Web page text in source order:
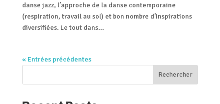
danse jazz, l’approche de la danse contemporaine
(respiration, travail au sol) et bon nombre d’inspirations
diversifiées. Le tout dans...
« Entrées précédentes
Rechercher